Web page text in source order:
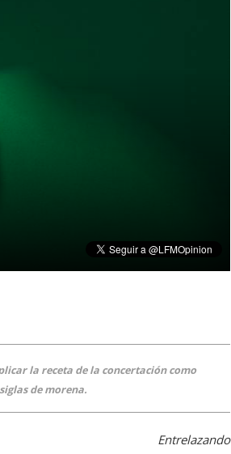
la receta de la concertación como
de morena.
Entrelazando